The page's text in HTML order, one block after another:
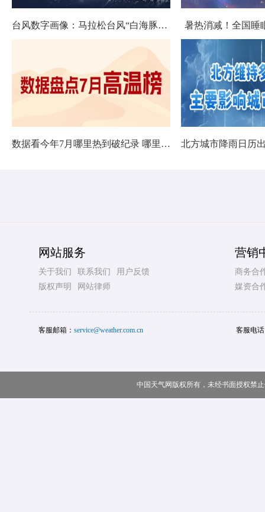
台风数字画像：马拉松台风“白海豚”将影响十余省份 暑热消减！全国睡
数据看今年7月哪里热到破纪录 哪里暑热连轴转
网站服务
关于我们 联系我们
用户反馈
版权声明
网站律师
营销
商务合
媒资合
客服邮箱： service@weather.com.cn 客服电
中国天气网版权所有，未经书面授权